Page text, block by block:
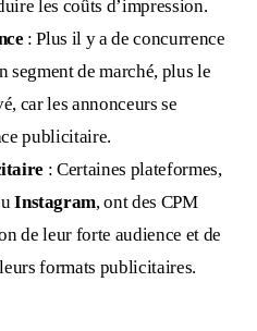
les coûts d’impression.
: Plus il y a de concurrence
segment de marché, plus le
car les annonceurs se
publicitaire.
: Certaines plateformes,
Instagram, ont des CPM
de leur forte audience et de
formats publicitaires.